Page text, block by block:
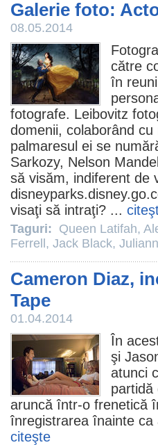
Galerie foto:
08.05.2014
către
în
fotografe. Leibovitz
domenii, colaborând
palmaresul ei se
Sarkozy, Nelson
să visăm, indiferent de
visaţi să intraţi? ...
Taguri: Queen Latifah,
Ferrell , Jack Black,
Cameron Diaz,
Tape
01.04.2014
În
şi
atunci
partidă
aruncă într-o frenetică
înregistrarea înainte
citeşte